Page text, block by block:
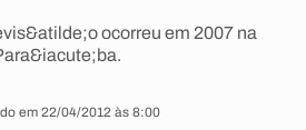
ocorreu em 2007 na
em 22/04/2012 às 8:00